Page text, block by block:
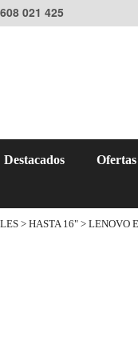
021 425
Destacados Ofertas
> HASTA 16" > LENOVO